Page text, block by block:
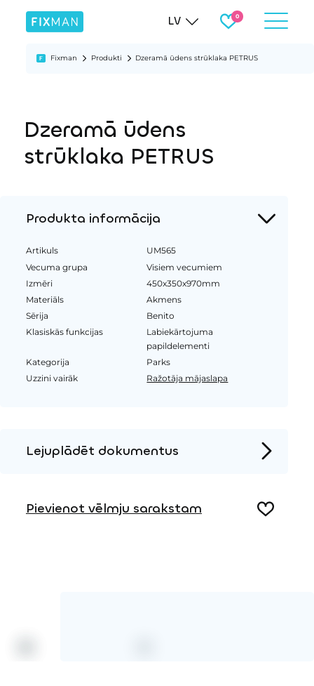
LV
Fixman Produkti Dzeramā ūdens strūklaka PETRUS
Dzeramā ūdens
strūklaka PETRUS
Produkta informācija
Artikuls
UM565
Vecuma grupa
Visiem vecumiem
Izmēri
450x350x970mm
Materiāls
Akmens
Sērija
Benito
Klasiskās funkcijas
Labiekārtojuma
papildelementi
Kategorija
Parks
Uzzini vairāk
Ražotāja mājaslapa
Lejuplādēt dokumentus
Pievienot vēlmju sarakstam